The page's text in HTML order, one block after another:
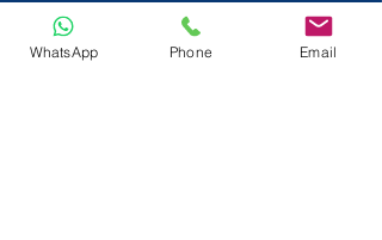
WhatsApp Phone Email